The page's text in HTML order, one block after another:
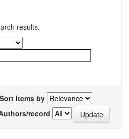
results.
Sort items by
record